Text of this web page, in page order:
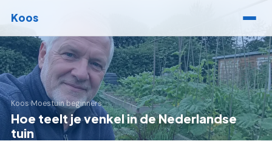
Koos
Koos›Moestuin beginners
Hoe teelt je venkel in de Nederlandse
tuin